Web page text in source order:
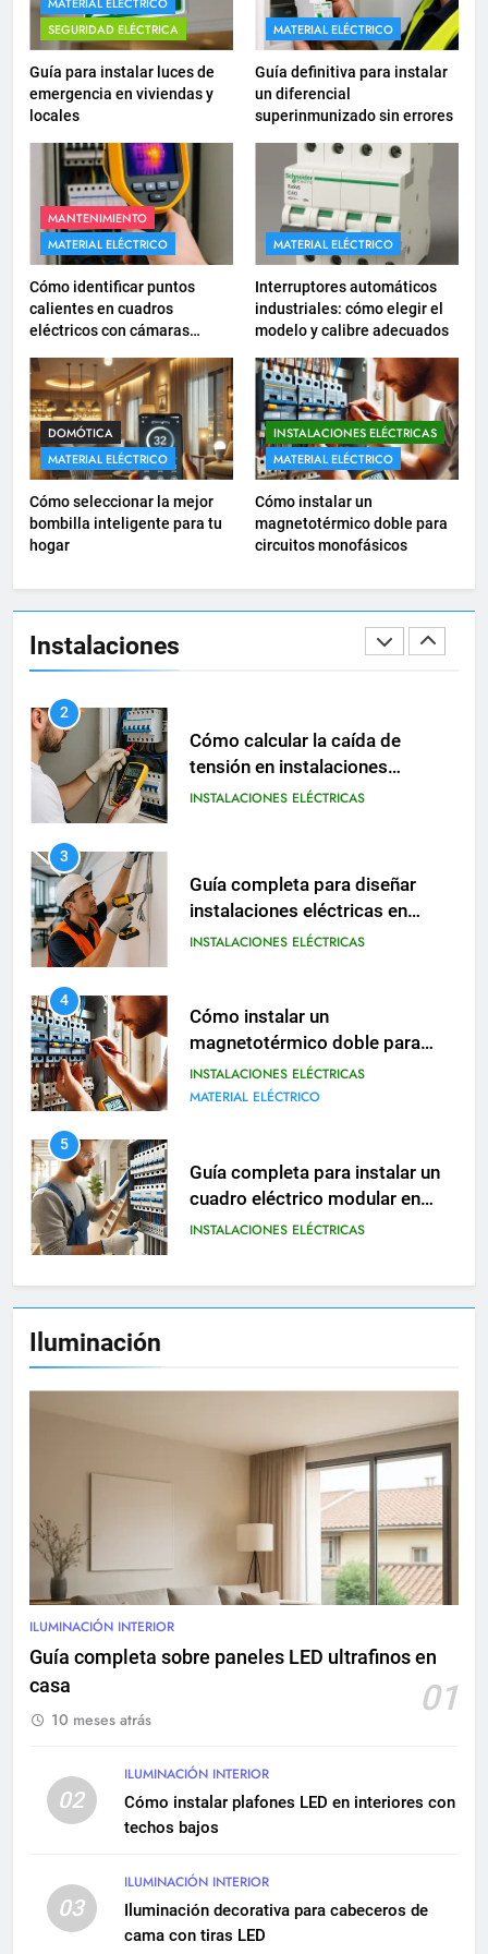
SEGURIDAD ELÉCTRICA
Guía para instalar luces de
emergencia en viviendas y
locales
MATERIAL ELÉCTRICO
Guía definitiva para instalar
un diferencial
superinmunizado sin errores
MANTENIMIENTO
MATERIAL ELÉCTRICO
Cómo identificar puntos
calientes en cuadros
eléctricos con cámaras
MATERIAL ELÉCTRICO
Interruptores automáticos
industriales: cómo elegir el
modelo y calibre adecuados
DOMÓTICA
MATERIAL ELÉCTRICO
Cómo seleccionar la mejor
bombilla inteligente para tu
hogar
INSTALACIONES ELÉCTRICAS
MATERIAL ELÉCTRICO
Cómo instalar un
magnetotérmico doble para
circuitos monofásicos
Instalaciones
16
se utiliza según el REBT?
INSTALACIONES ELÉCTRICAS
17
Cómo diseñar un sistema
eléctrico para pequeños
comercios
INSTALACIONES ELÉCTRICAS
18
instalación eléctrica en casa.
INSTALACIONES ELÉCTRICAS
1
Guía práctica para diseñar
instalaciones eléctricas en
INSTALACIONES ELÉCTRICAS
2
Cómo calcular la caída de
tensión en instalaciones
3
Guía completa para diseñar
instalaciones eléctricas en
4
Cómo instalar un
magnetotérmico doble para
5
Guía completa para instalar un
cuadro eléctrico modular en
6
Cómo realizar una instalación
eléctrica provisional en obras o
Sistemas eléctricos para
centros comerciales: diseño y
mantenimiento
INSTALACIONES ELÉCTRICAS
edificios históricos: guía
eléctrica empotrada en
viviendas
11
Qué hacer si una instalación
Iluminación
ILUMINACIÓN INTERIOR
Guía completa sobre paneles LED ultrafinos en
casa
01
10 meses atrás
02
ILUMINACIÓN INTERIOR
Cómo instalar plafones LED en interiores con
techos bajos
03
ILUMINACIÓN INTERIOR
Iluminación decorativa para cabeceros de
cama con tiras LED